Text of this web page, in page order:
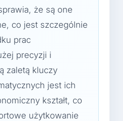
że są one
co jest szczególnie
prac
precyzji i
zaletą kluczy
jest ich
kształt, co
użytkowanie